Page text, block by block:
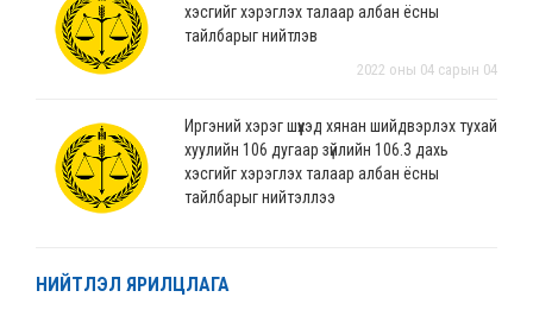
хэсгийг хэрэглэх талаар албан ёсны
тайлбарыг нийтлэв
2022 оны 04 сарын 04
Иргэний хэрэг шүүхэд хянан шийдвэрлэх тухай
хуулийн 106 дугаар зүйлийн 106.3 дахь
хэсгийг хэрэглэх талаар албан ёсны
тайлбарыг нийтэллээ
“Монгол Улсын хөгжлийн банк” ХХК-ийн
НИЙТЛЭЛ ЯРИЛЦЛАГА